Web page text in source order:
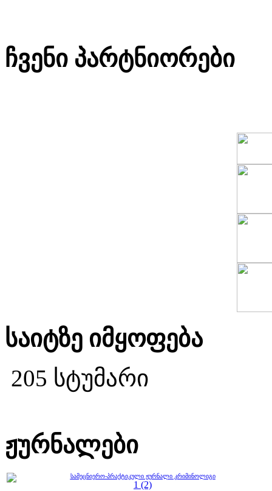
ჩვენი პარტნიორები
საიტზე იმყოფება
205 სტუმარი
ჟურნალები
სამეცნიერო-პრაქტიკული ჟურნალი კრიმინოლიგი
1 (2)